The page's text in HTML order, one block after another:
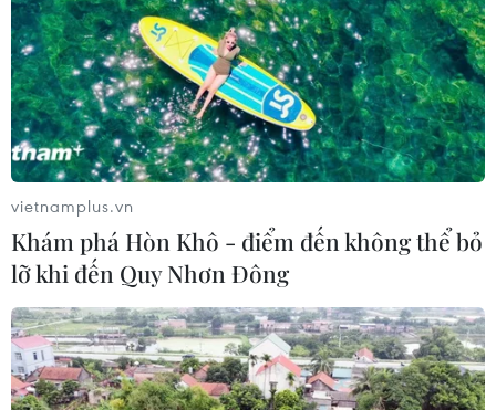
TIN CÙNG CHUYÊN MỤC
Giao tranh dữ dội ở miền Tây Libya,
nhiều tù nhân vượt ngục
05/08/2026 05:58
Lở đất tại Ethiopia khiến ít nhất 14
người thiệt mạng
04/08/2026 10:53
vietnamplus.vn
Khám phá Hòn Khô - điểm đến không thể bỏ
lỡ khi đến Quy Nhơn Đông